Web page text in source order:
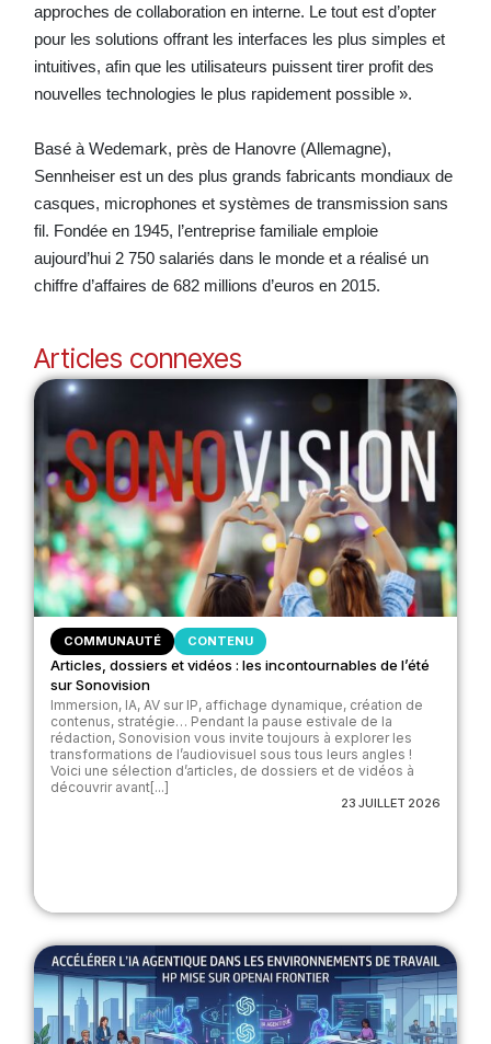
approches de collaboration en interne. Le tout est d’opter
pour les solutions offrant les interfaces les plus simples et
intuitives, afin que les utilisateurs puissent tirer profit des
nouvelles technologies le plus rapidement possible ».
Basé à Wedemark, près de Hanovre (Allemagne),
Sennheiser est un des plus grands fabricants mondiaux de
casques, microphones et systèmes de transmission sans
fil. Fondée en 1945, l’entreprise familiale emploie
aujourd’hui 2 750 salariés dans le monde et a réalisé un
chiffre d’affaires de 682 millions d’euros en 2015.
Articles connexes
COMMUNAUTÉ CONTENU
Articles, dossiers et vidéos : les incontournables de l’été
sur Sonovision
Immersion, IA, AV sur IP, affichage dynamique, création de
contenus, stratégie… Pendant la pause estivale de la
rédaction, Sonovision vous invite toujours à explorer les
transformations de l’audiovisuel sous tous leurs angles !
Voici une sélection d’articles, de dossiers et de vidéos à
découvrir avant[...]
23 JUILLET 2026